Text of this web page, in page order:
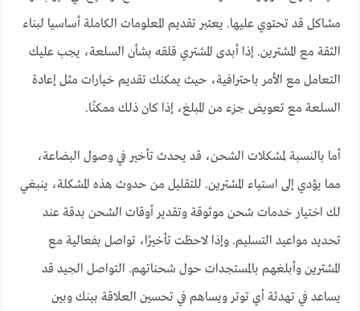
مشاكل قد تحتوي عليها. يعتبر تقديم المعلومات الكاملة أساسيا لبناء
الثقة مع المشترين. إذا أبدى المشتري قلقه بشأن السلعة، يجب عليك
التعامل مع الأمر باحترافية، حيث يمكنك تقديم خيارات مثل إعادة
السلعة مع تعويض جزء من المبلغ، إذا كان ذلك ممكنًا.
أما بالنسبة لمشكلات الشحن، قد يحدث تأخير في وصول البضاعة،
مما يؤدي إلى استياء المشترين. للتقليل من حدوث هذه المشكلة، ينبغي
لك اختيار خدمات شحن موثوقة وتقدير أوقات الشحن بدقة عند
تحديد مواعيد التسليم. وإذا لاحظت تأخيرًا، تواصل بفعالية مع
المشترين وأبلغهم بالمستجدات حول شحناتهم. التواصل الجيد قد
يساعد في تهدئة أي توتر ويساهم في تحسين العلاقة بينك وبين